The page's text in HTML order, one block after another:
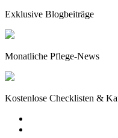
Exklusive Blogbeiträge
Monatliche Pflege-News
Kostenlose Checklisten &